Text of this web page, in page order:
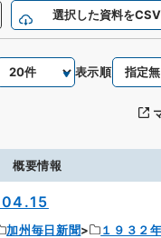
選択した資料を
表示順
概要情報
加州毎日新聞
１９３２年